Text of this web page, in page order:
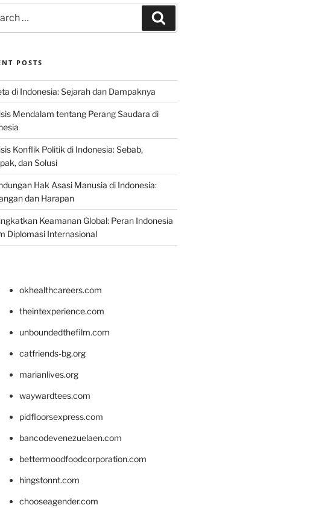
POSTS
di Indonesia: Sejarah dan Dampaknya
Mendalam tentang Perang Saudara di
Konflik Politik di Indonesia: Sebab,
dan Solusi
Hak Asasi Manusia di Indonesia:
dan Harapan
Keamanan Global: Peran Indonesia
Diplomasi Internasional
okhealthcareers.com
theintexperience.com
unboundedthefilm.com
catfriends-bg.org
marianlives.org
waywardtees.com
pidfloorsexpress.com
bancodevenezuelaen.com
bettermoodfoodcorporation.com
hingstonnt.com
chooseagender.com